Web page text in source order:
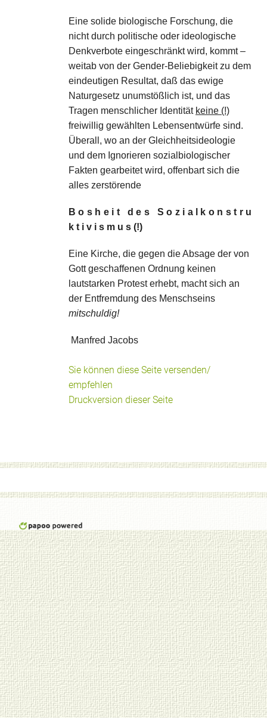
Eine solide biologische Forschung, die
nicht durch politische oder ideologische
Denkverbote eingeschränkt wird, kommt –
weitab von der Gender-Beliebigkeit zu dem
eindeutigen Resultat, daß das ewige
Naturgesetz unumstößlich ist, und das
Tragen menschlicher Identität keine (!)
freiwillig gewählten Lebensentwürfe sind.
Überall, wo an der Gleichheitsideologie
und dem Ignorieren sozialbiologischer
Fakten gearbeitet wird, offenbart sich die
alles zerstörende
B o s h e i t d e s S o z i a l k o n s t r u
k t i v i s m u s (!)
Eine Kirche, die gegen die Absage der von
Gott geschaffenen Ordnung keinen
lautstarken Protest erhebt, macht sich an
der Entfremdung des Menschseins
mitschuldig!
Manfred Jacobs
Sie können diese Seite versenden/
empfehlen
Druckversion dieser Seite